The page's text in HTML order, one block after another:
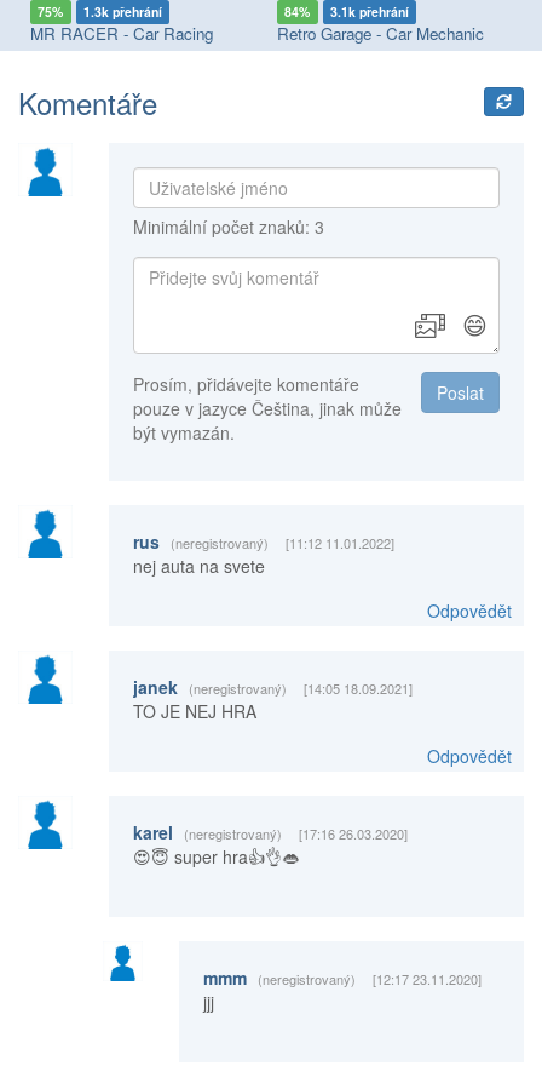
75% 1.3k přehrání
MR RACER - Car Racing
84% 3.1k přehrání
Retro Garage - Car Mechanic
Komentáře
Minimální počet znaků: 3
😄
Poslat
Prosím, přidávejte komentáře
pouze v jazyce Čeština, jinak může
být vymazán.
rus (neregistrovaný) [11:12 11.01.2022]
nej auta na svete
Odpovědět
janek (neregistrovaný) [14:05 18.09.2021]
TO JE NEJ HRA
Odpovědět
karel (neregistrovaný) [17:16 26.03.2020]
😍😇 super hra👍👌👄
mmm (neregistrovaný) [12:17 23.11.2020]
jjj